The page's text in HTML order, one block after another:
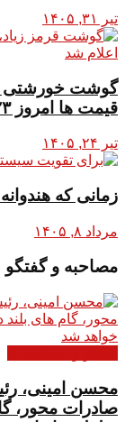
تیر ۳۱, ۱۴۰۵
گوشت خورشتی
قیمت ها امروز ۲۳ تیر
تیر ۲۴, ۱۴۰۵
زمانی که
مرداد ۸, ۱۴۰۵
مصاحبه و گفتگو
محسن امینی،
صادرات محور،